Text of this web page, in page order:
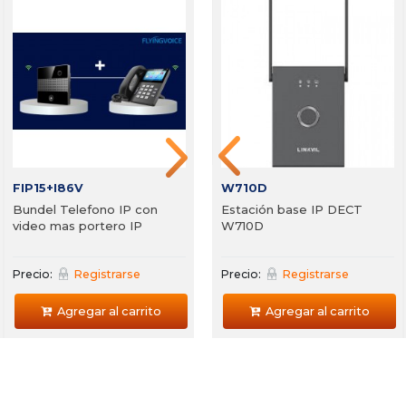
FIP15+I86V
Bundel Telefono IP con
video mas portero IP
Precio: Registrarse
Agregar al carrito
Portero IP con sensor de
Precio: Registrarse
Agregar al carrito
W710D
Estación base IP DECT
W710D
Precio: Registrarse
Agregar al carrito